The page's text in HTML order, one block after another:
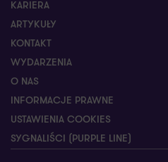
KARIERA
ARTYKUŁY
KONTAKT
WYDARZENIA
O NAS
INFORMACJE PRAWNE
USTAWIENIA COOKIES
SYGNALIŚCI (PURPLE LINE)